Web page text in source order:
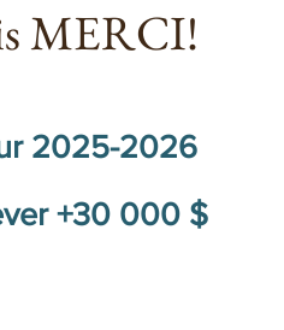
2025-2026
+30 000 $
MERCI!